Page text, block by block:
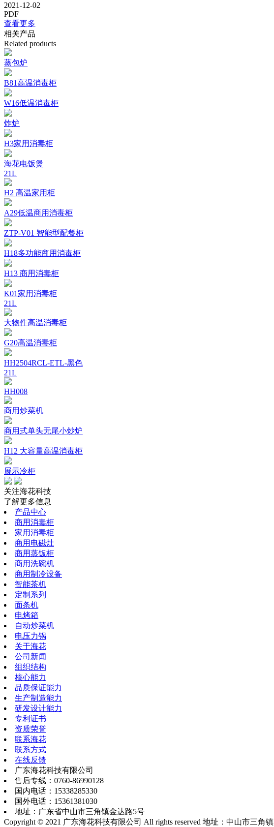
2021-12-02
PDF
查看更多
相关产品
Related products
蒸包炉
B81高温消毒柜
W16低温消毒柜
炸炉
H3家用消毒柜
海花电饭煲
21L
H2 高温家用柜
A29低温商用消毒柜
ZTP-V01 智能型配餐柜
H18多功能商用消毒柜
H13 商用消毒柜
K01家用消毒柜
21L
大物件高温消毒柜
G20高温消毒柜
HH2504RCL-ETL-黑色
21L
HH008
商用炒菜机
商用式单头无尾小炒炉
H12 大容量高温消毒柜
展示冷柜
关注海花科技
了解更多信息
产品中心
商用消毒柜
家用消毒柜
商用电磁灶
商用蒸饭柜
商用洗碗机
商用制冷设备
智能茶机
定制系列
面条机
电烤箱
自动炒菜机
电压力锅
关于海花
公司新闻
组织结构
核心能力
品质保证能力
生产制造能力
研发设计能力
专利证书
资质荣誉
联系海花
联系方式
在线反馈
广东海花科技有限公司
售后专线：0760-86990128
国内电话：15338285330
国外电话：15361381030
地址：广东省中山市三角镇金达路5号
Copyright © 2021 广东海花科技有限公司 All rights reserved 地址：中山市三角镇